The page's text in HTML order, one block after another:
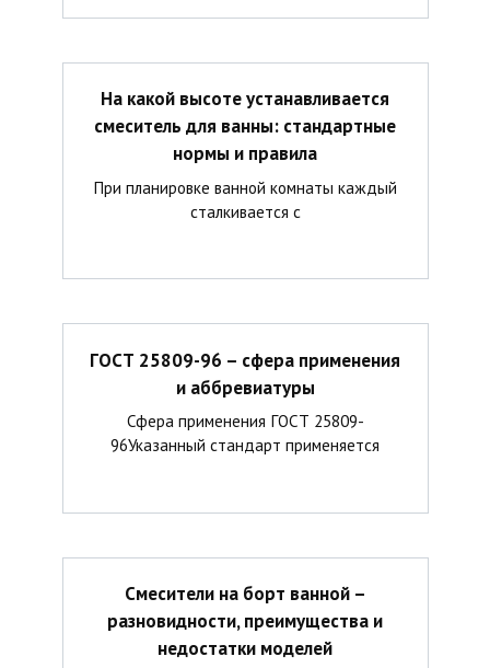
На какой высоте устанавливается
смеситель для ванны: стандартные
нормы и правила
При планировке ванной комнаты каждый
сталкивается с
ГОСТ 25809-96 – сфера применения
и аббревиатуры
Сфера применения ГОСТ 25809-
96Указанный стандарт применяется
Смесители на борт ванной –
разновидности, преимущества и
недостатки моделей